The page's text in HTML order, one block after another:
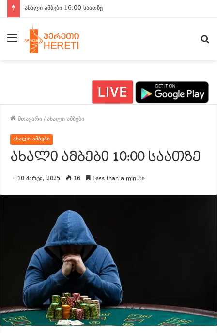
ახალი ამბები 15:00 საათზე
მენიუ
მთავარი/ახალი ამბები
ახალი ამბები
ახალი ამბები 10:00 საათზე
10 მარტი, 2025 16 Less than a minute